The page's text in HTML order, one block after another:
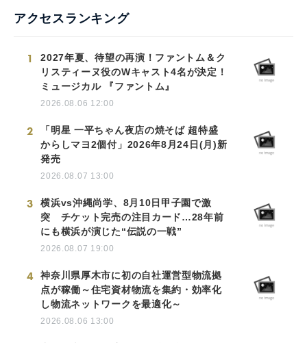
アクセスランキング
1
2027年夏、待望の再演！ファントム＆ク
リスティーヌ役のWキャスト4名が決定！
ミュージカル 『ファントム』
2026.08.06 12:00
2
「明星 一平ちゃん夜店の焼そば 超特盛
からしマヨ2個付」2026年8月24日(月)新
発売
2026.08.07 13:00
3
横浜vs沖縄尚学、8月10日甲子園で激
突 チケット完売の注目カード…28年前
にも横浜が演じた“伝説の一戦”
2026.08.07 19:00
4
神奈川県厚木市に初の自社運営型物流拠
点が稼働～住宅資材物流を集約・効率化
し物流ネットワークを最適化～
2026.08.06 13:00